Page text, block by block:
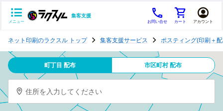
メニュー
集客支援
お問い合せ カート アカウント
テ
ン
グ
ネット印刷のラクスル トップ 集客支援サービス ポスティング(印刷＋
町丁目 配布 市区町村 配布
住所を入力してください